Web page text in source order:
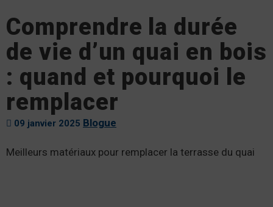
Comprendre la durée
de vie d’un quai en bois
: quand et pourquoi le
remplacer
09 janvier 2025 Blogue
Meilleurs matériaux pour remplacer la terrasse du quai